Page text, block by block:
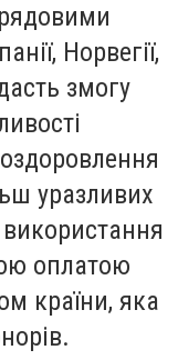
Норвегії,
змогу
уразливих
оплатою
країни, яка